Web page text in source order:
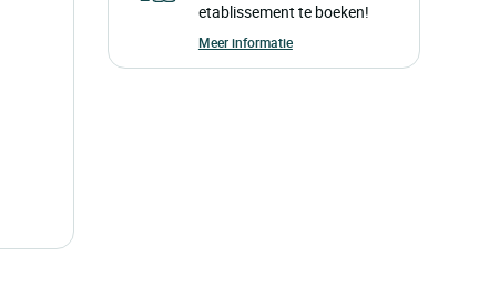
etablissement te boeken!
Meer informatie